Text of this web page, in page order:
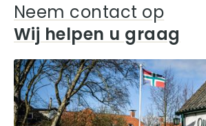
Neem contact op
Wij helpen u graag